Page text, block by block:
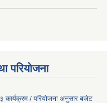
परियोजना
/ परियोजना अनुसार बजेट